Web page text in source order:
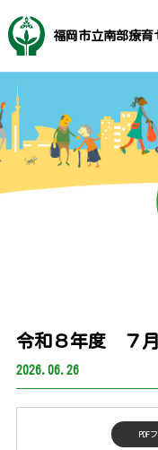
福岡市立南部療育
福
音声読み
令和８年度 ７
2026.06.26
PDF